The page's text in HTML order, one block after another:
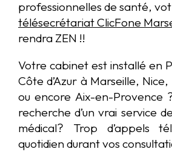
professionnelles de santé,
télésecrétariat ClicFone
rendra ZEN !!
Votre cabinet est installé en
Côte d’Azur à Marseille,
ou encore Aix-en-Provence
recherche d’un vrai service
médical? Trop d’appels
quotidien durant vos